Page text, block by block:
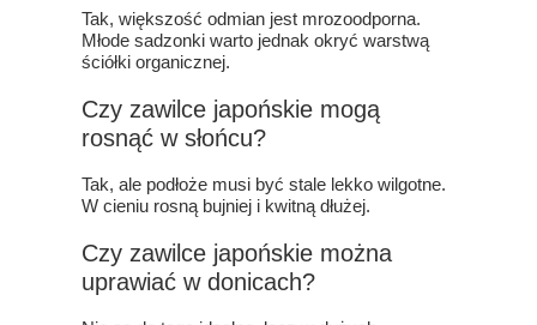
Tak, większość odmian jest mrozoodporna.
Młode sadzonki warto jednak okryć warstwą
ściółki organicznej.
Czy zawilce japońskie mogą
rosnąć w słońcu?
Tak, ale podłoże musi być stale lekko wilgotne.
W cieniu rosną bujniej i kwitną dłużej.
Czy zawilce japońskie można
uprawiać w donicach?